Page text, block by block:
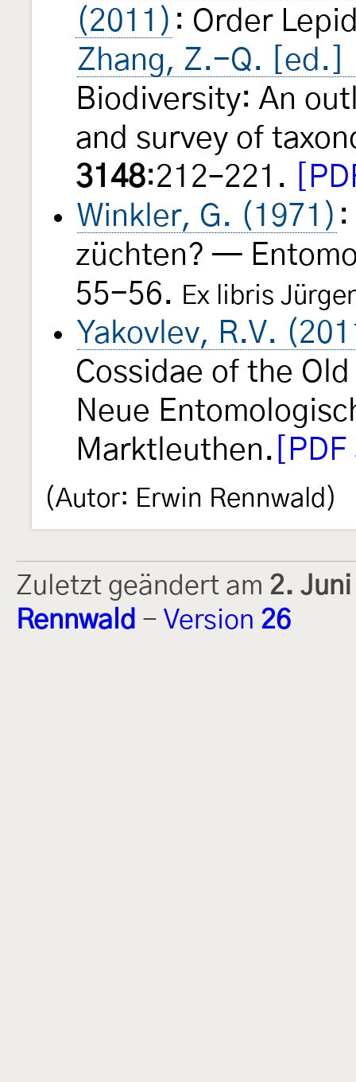
(2011) : Order
Zhang, Z.-Q. [ed.]
Biodiversity: An
and survey of
3148:212–221.
Winkler, G. (1971) :
züchten? —
55-56. Ex libris
Yakovlev, R.V.
Cossidae of the
Neue
Marktleuthen.
(Autor: Erwin Rennwald)
Zuletzt geändert am 2.
Rennwald - Version 26